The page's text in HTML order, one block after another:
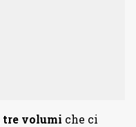
tre volumi che ci